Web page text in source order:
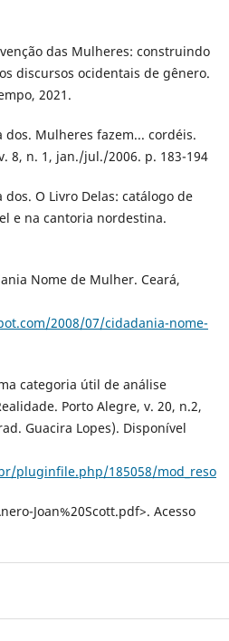
das Mulheres: construindo
discursos ocidentais de gênero.
2021.
dos. Mulheres fazem... cordéis.
8, n. 1, jan./jul./2006. p. 183-194
dos. O Livro Delas: catálogo de
e na cantoria nordestina.
Nome de Mulher. Ceará,
2008/07/cidadania-nome-
categoria útil de análise
Porto Alegre, v. 20, n.2,
Guacira Lopes). Disponível
pluginfile.php/185058/mod_reso
Joan%20Scott.pdf>. Acesso